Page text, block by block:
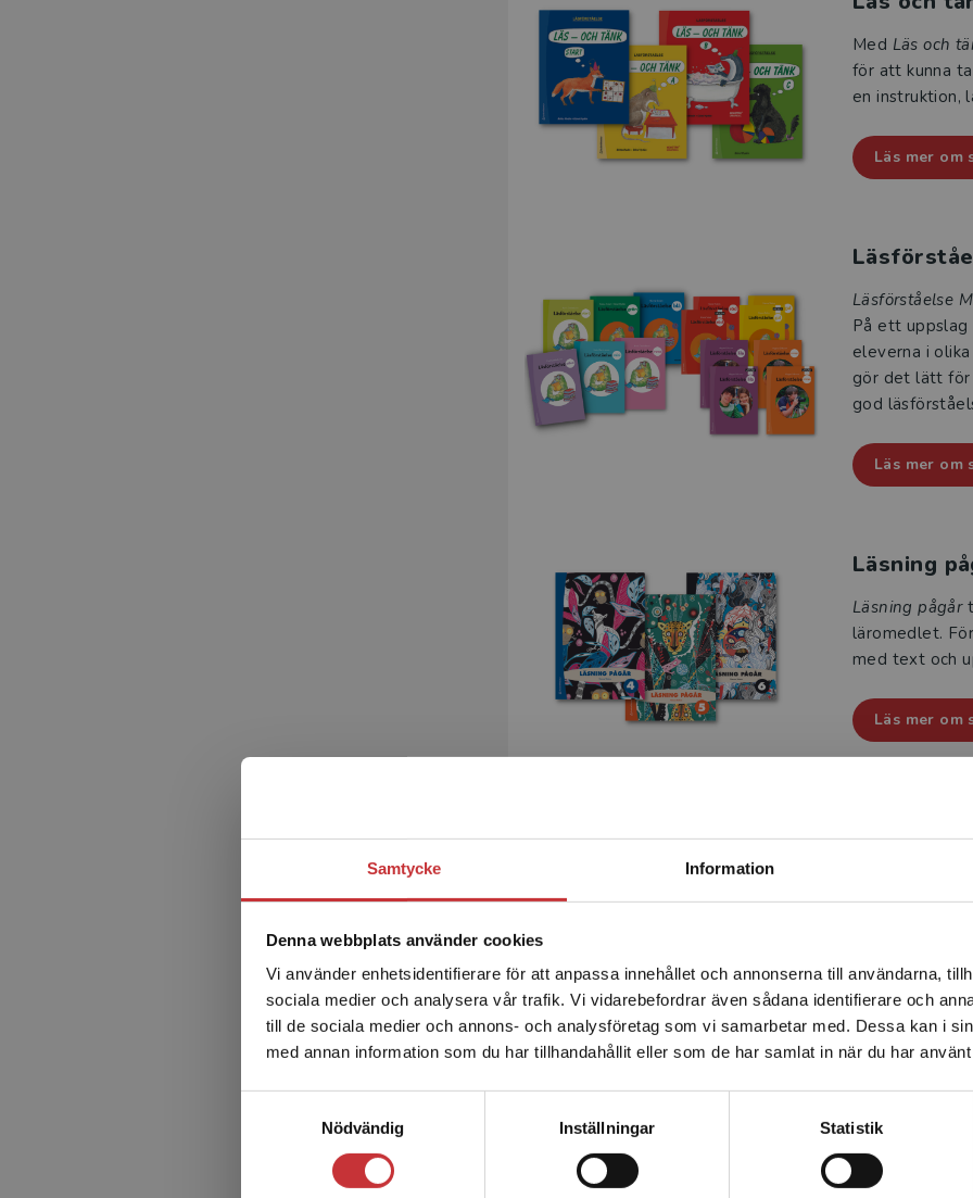
Samtycke Information
Denna webbplats använder cookies
Vi använder enhetsidentifierare för att anpassa innehållet och annonserna till användarna,
sociala medier och analysera vår trafik. Vi vidarebefordrar även sådana identifierare och
till de sociala medier och annons- och analysföretag som vi samarbetar med. Dessa kan i
med annan information som du har tillhandahållit eller som de har samlat in när du har
Nödvändig
Inställningar Statistik
Begränsad fraktregion
Det verkar som att du besöker studentlitteratur.se via en
enhet utanför Sverige. Vi erbjuder inte leveranser utanför
Sverige. För att kunna slutföra ett köp måste
leveransadressen vara i Sverige.Läs mer
Med Läs och
för att kunna
en instruktion,
Läs mer om
Läsförståelse
På ett
eleverna i
gör det lätt för
god
Läs mer om
Läsning
Läsning pågår
läromedlet.
med text och
Läs mer om
böcker för
på texter och
att fokusera
Läs mer om
Fler läsförståelsetitlar F–6
Läsa Lätt Läsförståelse